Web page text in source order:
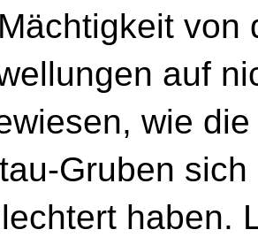
von
auf
wie
Gruben
haben.